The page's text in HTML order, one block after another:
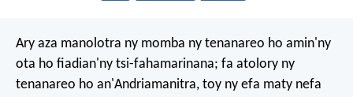
Ary aza manolotra ny momba ny tenanareo ho amin'ny
ota ho fiadian'ny tsi-fahamarinana; fa atolory ny
tenanareo ho an'Andriamanitra, toy ny efa maty nefa